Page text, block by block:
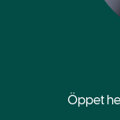
Öppet